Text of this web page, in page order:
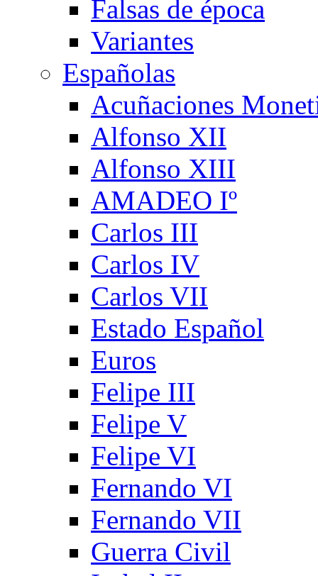
Falsas de época
Variantes
Españolas
Acuñaciones
Alfonso XII
Alfonso XIII
AMADEO Iº
Carlos III
Carlos IV
Carlos VII
Estado Español
Euros
Felipe III
Felipe V
Felipe VI
Fernando VI
Fernando VII
Guerra Civil